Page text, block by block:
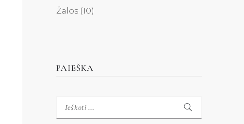
Žalos (10)
PAIEŠKA
Ieškoti: